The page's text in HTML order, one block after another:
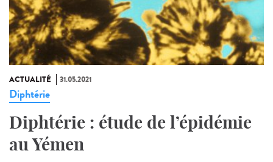
ACTUALITÉ 31.05.2021
Diphtérie
Diphtérie : étude de l’épidémie
au Yémen